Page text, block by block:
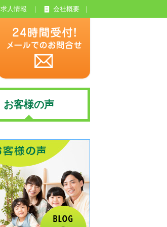
求人情報 会社概要
お客様の声